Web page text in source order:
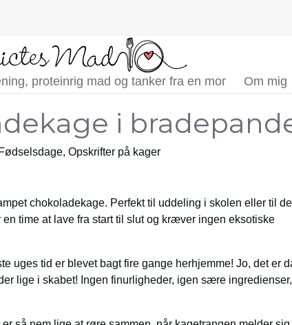
proteinrig mad og tanker fra en mor Om mig
i
Fødselsdage, Opskrifter på kager
chokoladekage. Perfekt til uddeling i skolen eller til
time at lave fra start til slut og kræver ingen eksotiske
uges tid er blevet bagt fire gange herhjemme! Jo, det er
lige i skabet! Ingen finurligheder, igen sære